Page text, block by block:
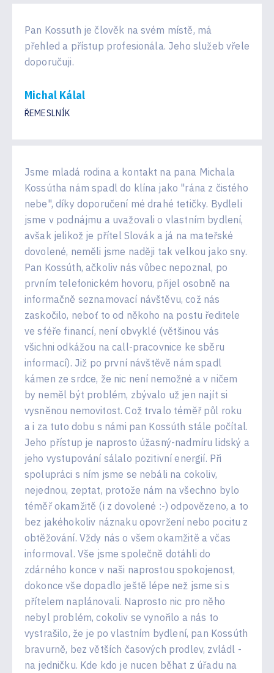
Pan Kossuth je člověk na svém místě, má
přehled a přístup profesionála. Jeho služeb vřele
doporučuji.
Michal Kálal
ŘEMESLNÍK
Jsme mladá rodina a kontakt na pana Michala
Kossútha nám spadl do klína jako "rána z čistého
nebe", díky doporučení mé drahé tetičky. Bydleli
jsme v podnájmu a uvažovali o vlastním bydlení,
avšak jelikož je přítel Slovák a já na mateřské
dovolené, neměli jsme naději tak velkou jako sny.
Pan Kossúth, ačkoliv nás vůbec nepoznal, po
prvním telefonickém hovoru, přijel osobně na
informačně seznamovací návštěvu, což nás
zaskočilo, neboť to od někoho na postu ředitele
ve sféře financí, není obvyklé (většinou vás
všichni odkážou na call-pracovnice ke sběru
informací). Již po první návštěvě nám spadl
kámen ze srdce, že nic není nemožné a v ničem
by neměl být problém, zbývalo už jen najít si
vysněnou nemovitost. Což trvalo téměř půl roku
a i za tuto dobu s námi pan Kossúth stále počítal.
Jeho přístup je naprosto úžasný-nadmíru lidský a
jeho vystupování sálalo pozitivní energií. Při
spolupráci s ním jsme se nebáli na cokoliv,
nejednou, zeptat, protože nám na všechno bylo
téměř okamžitě (i z dovolené :-) odpovězeno, a to
bez jakéhokoliv náznaku opovržení nebo pocitu z
obtěžování. Vždy nás o všem okamžitě a včas
informoval. Vše jsme společně dotáhli do
zdárného konce v naši naprostou spokojenost,
dokonce vše dopadlo ještě lépe než jsme si s
přítelem naplánovali. Naprosto nic pro něho
nebyl problém, cokoliv se vynořilo a nás to
vystrašilo, že je po vlastním bydlení, pan Kossúth
bravurně, bez větších časových prodlev, zvládl -
na jedničku. Kde kdo je nucen běhat z úřadu na